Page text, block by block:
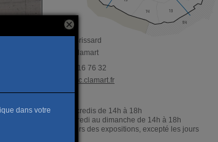
33, rue Brissard
92140 Clamart
T. 01 71 16 76 32
www.cacc.clamart.fr
Les mercredis de 14h à 18h
Du vendredi au dimanche de 14h à 18h
Ouvert lors des expositions, excepté les jours